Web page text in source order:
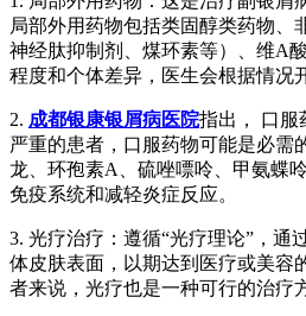
局部外用药物包括类固醇类药物、
神经肽抑制剂、煤环素等）、维A
程度和个体差异，医生会根据情况
2. 成都银康银屑病医院指出， 口服
严重的患者，口服药物可能是必需
龙、环孢素A、硫唑嘌呤、甲氨蝶
免疫系统和减轻炎症反应。
3. 光疗治疗：遵循“光疗理论”，通
体皮肤表面，以期达到医疗或美容
者来说，光疗也是一种可行的治疗